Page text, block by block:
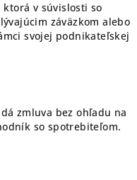
v súvislosti so
záväzkom alebo
svojej podnikateľskej
zmluva bez ohľadu na
so spotrebiteľom.